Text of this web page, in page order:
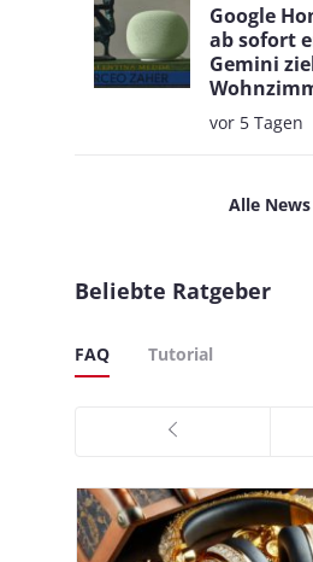
Google
ab sofort
Gemini
vor 5 Tagen
Alle News
Beliebte Ratgeber
FAQ Tutorial